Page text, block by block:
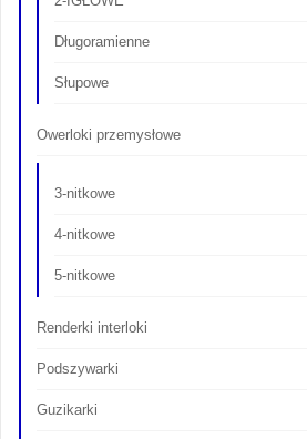
Długoramienne
Słupowe
Owerloki przemysłowe
3-nitkowe
4-nitkowe
5-nitkowe
Renderki interloki
Podszywarki
Guzikarki